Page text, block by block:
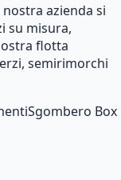
azienda si
su misura,
flotta
semirimorchi
Sgombero Box